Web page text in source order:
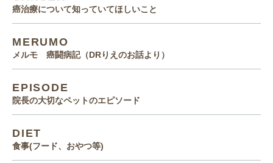
癌治療について知っていてほしいこと
MERUMO
メルモ 癌闘病記（DRりえのお話より）
EPISODE
院長の大切なペットのエピソード
DIET
食事(フード、おやつ等)